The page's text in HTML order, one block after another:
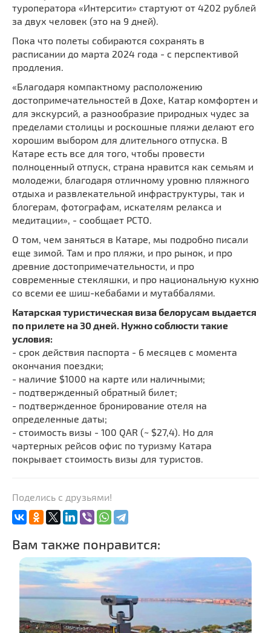
туроператора «Интерсити» стартуют от 4202 рублей
за двух человек (это на 9 дней).
Пока что полеты собираются сохранять в
расписании до марта 2024 года - с перспективой
продления.
«Благодаря компактному расположению
достопримечательностей в Дохе, Катар комфортен и
для экскурсий, а разнообразие природных чудес за
пределами столицы и роскошные пляжи делают его
хорошим выбором для длительного отпуска. В
Катаре есть все для того, чтобы провести
полноценный отпуск, страна нравится как семьям и
молодежи, благодаря отличному уровню пляжного
отдыха и развлекательной инфраструктуры, так и
блогерам, фотографам, искателям релакса и
медитации», - сообщает РСТО.
О том, чем заняться в Катаре, мы подробно писали
еще зимой. Там и про пляжи, и про рынок, и про
древние достопримечательности, и про
современные стекляшки, и про национальную кухню
со всеми ее шиш-кебабами и мутаббалями.
Катарская туристическая виза белорусам выдается
по прилете на 30 дней. Нужно соблюсти такие
условия:
- срок действия паспорта - 6 месяцев с момента
окончания поездки;
- наличие $1000 на карте или наличными;
- подтвержденный обратный билет;
- подтвержденное бронирование отеля на
определенные даты;
- стоимость визы - 100 QAR (~ $27,4). Но для
чартерных рейсов офис по туризму Катара
покрывает стоимость визы для туристов.
Поделись с друзьями!
Вам также понравится: